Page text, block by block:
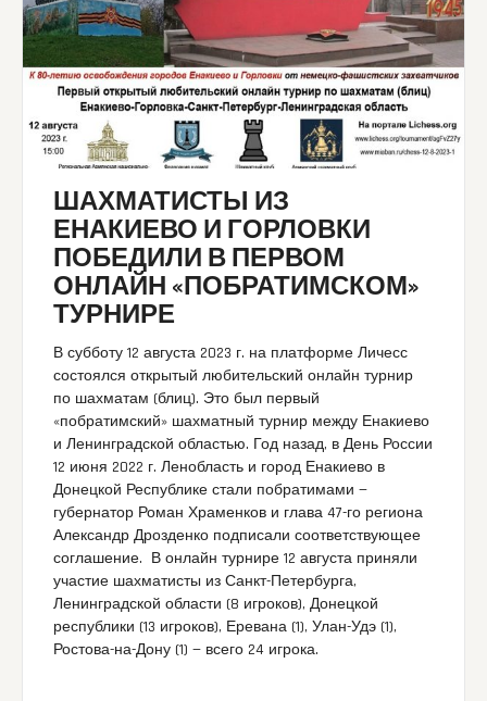
ШАХМАТИСТЫ ИЗ
ЕНАКИЕВО И ГОРЛОВКИ
ПОБЕДИЛИ В ПЕРВОМ
ОНЛАЙН «ПОБРАТИМСКОМ»
ТУРНИРЕ
В субботу 12 августа 2023 г. на платформе Личесс
состоялся открытый любительский онлайн турнир
по шахматам (блиц). Это был первый
«побратимский» шахматный турнир между Енакиево
и Ленинградской областью. Год назад, в День России
12 июня 2022 г. Ленобласть и город Енакиево в
Донецкой Республике стали побратимами —
губернатор Роман Храменков и глава 47-го региона
Александр Дрозденко подписали соответствующее
соглашение. В онлайн турнире 12 августа приняли
участие шахматисты из Санкт-Петербурга,
Ленинградской области (8 игроков), Донецкой
республики (13 игроков), Еревана (1), Улан-Удэ (1),
Ростова-на-Дону (1) — всего 24 игрока.